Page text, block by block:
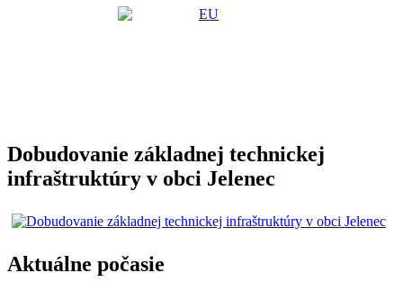
Dobudovanie základnej technickej
infraštruktúry v obci Jelenec
Aktuálne počasie